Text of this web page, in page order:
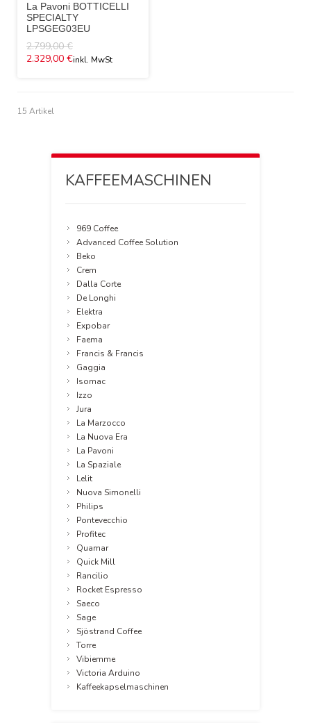
La Pavoni BOTTICELLI
SPECIALTY
LPSGEG03EU
2.799,00 €
2.329,00 €
15 Artikel
KAFFEEMASCHINEN
969 Coffee
Advanced Coffee Solution
Beko
Crem
Dalla Corte
De Longhi
Elektra
Expobar
Faema
Francis & Francis
Gaggia
Isomac
Izzo
Jura
La Marzocco
La Nuova Era
La Pavoni
La Spaziale
Lelit
Nuova Simonelli
Philips
Pontevecchio
Profitec
Quamar
Quick Mill
Rancilio
Rocket Espresso
Saeco
Sage
Sjöstrand Coffee
Torre
Vibiemme
Victoria Arduino
Kaffeekapselmaschinen